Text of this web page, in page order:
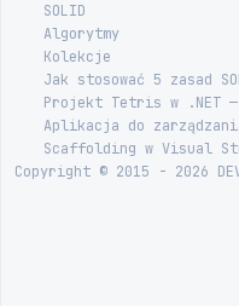
SOLID
Algorytmy
Kolekcje
Jak stosować 5 zasad
Projekt Tetris w
Aplikacja do
Scaffolding w Visual
Copyright © 2015 - 2026